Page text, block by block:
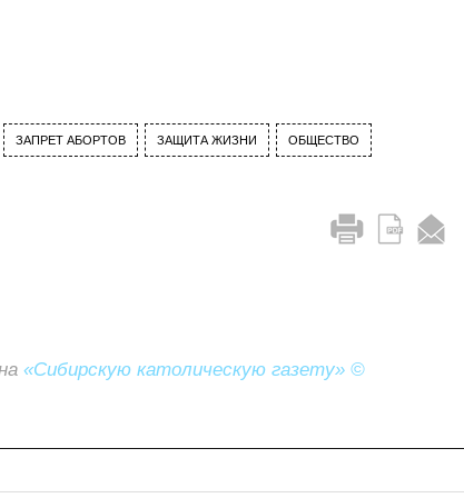
ЗАПРЕТ АБОРТОВ ЗАЩИТА ЖИЗНИ ОБЩЕСТВО
«Сибирскую католическую газету» ©